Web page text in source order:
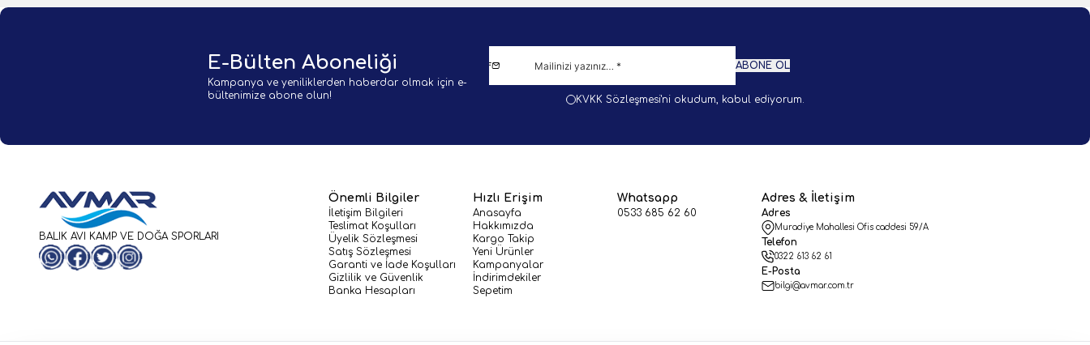
E-Bülten Aboneliği
Kampanya ve yeniliklerden haberdar olmak için e-
bültenimize abone olun!
ABONE OL
KVKK Sözleşmesi'ni okudum, kabul ediyorum.
BALIK AVI KAMP VE DOĞA SPORLARI
WhatsApp
Facebook
TwitterInstagram
Önemli Bilgiler
İletişim Bilgileri
Teslimat Koşulları
Üyelik Sözleşmesi
Satış Sözleşmesi
Garanti ve İade Koşulları
Gizlilik ve Güvenlik
Banka Hesapları
Hızlı Erişim
Anasayfa
Hakkımızda
Kargo Takip
Yeni Ürünler
Kampanyalar
İndirimdekiler
Sepetim
Whatsapp
0533 685 62 60
Adres & İletişim
Adres
Muradiye Mahallesi Ofis caddesi 59/A
Telefon
0322 613 62 61
E-Posta
bilgi@avmar.com.tr